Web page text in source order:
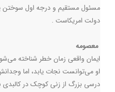
مسئول مستقیم و درجه اول سوختن
دولت امریکاست .
معصومه
ایمان واقعی زمان خطر شناخته
او می‌توانست نجات یابد، اما
درسی بزرگ از زنی کوچک در